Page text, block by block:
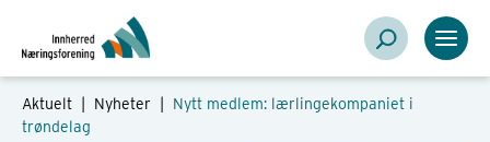
Aktuelt | Nyheter
Nytt medlem: lærlingekompaniet i
trøndelag